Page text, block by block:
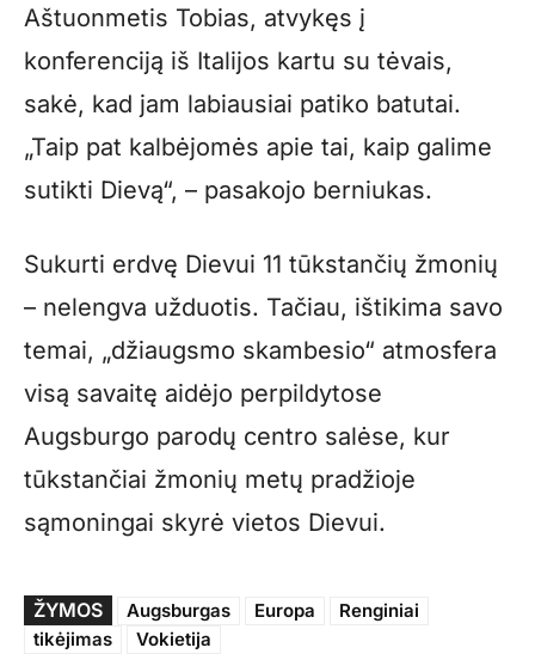
Aštuonmetis Tobias, atvykęs į
konferenciją iš Italijos kartu su tėvais,
sakė, kad jam labiausiai patiko batutai.
„Taip pat kalbėjomės apie tai, kaip galime
sutikti Dievą“, – pasakojo berniukas.
Sukurti erdvę Dievui 11 tūkstančių žmonių
– nelengva užduotis. Tačiau, ištikima savo
temai, „džiaugsmo skambesio“ atmosfera
visą savaitę aidėjo perpildytose
Augsburgo parodų centro salėse, kur
tūkstančiai žmonių metų pradžioje
sąmoningai skyrė vietos Dievui.
ŽYMOS Augsburgas Europa
Renginiai
tikėjimas
Vokietija